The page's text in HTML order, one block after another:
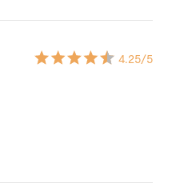
4.25/5